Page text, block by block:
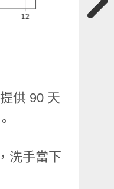
供 90 天
洗手當下